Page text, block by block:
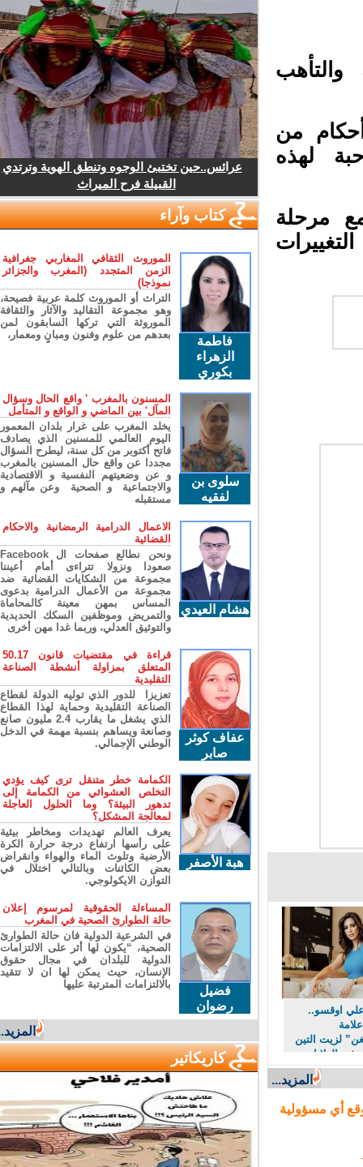
من
لهذه
مرحلة
اوقسو..
لزيت التين
الولايات
المزيد...
أي مسؤولية
عرائس..حين تختبئ الوجوه وتنطق الهوية وترتدي
القبيلة فرح الميراث
كتاب وآراء
فاطمة
الزهراء
بكوري
الموروث الثقافي المغاربي جغرافية
الزمن المتجدد (المغرب والجزائر
نموذجا)
التراث أو الموروث كلمة عربية فصيحة،
وهو مجموعة التقاليد والآثار والثقافة
الموروثة التي تركها السابقون لمن
بعدهم من علوم وفنون ومبانٍ ومعمار،
سلوى بن
لفقيه
المسنون بالمغرب ' واقع الحال وسؤال
المآل' بين الماضي و الواقع و المتأمل
يخلد المغرب على غرار بلدان المعمور
اليوم العالمي للمسنين الذي يصادف
فاتح أكتوبر من كل سنة، ليطرح السؤال
مجددا عن واقع حال المسنين بالمغرب
و عن وضعيتهم النفسية و الاقتصادية
والاجتماعية و الصحية وعن مآلهم و
مستقبله
هشام العيدي
الاعمال الدرامية الرمضانية والاحكام
القضائية
ونحن نطالع صفحات ال Facebook
صعودا ونزولا تتراءى أمام أعيننا
مجموعة من الشكايات القضائية ضد
مجموعة من الأعمال الدرامية بدعوى
المساس بمهن معينة كالمحاماة
والتمريض وموظفين السكك الحديدية
والتوثيق العدلي، وربما غدا مهن أخرى
عفاف كوثر
صابر
قراءة في مقتضيات قانون 50.17
المتعلق بمزاولة أنشطة الصناعة
التقليدية
تعزيزا للدور الذي توليه الدولة لقطاع
الصناعة التقليدية وحماية لهذا القطاع
الذي يشغل ما يقارب 2.4 مليون صانع
وصانعة ويساهم بنسبة مهمة في الدخل
الوطني الإجمالي.
هبة الأصفر
الكمامة خطر متنقل ترى كيف يؤدي
التخلص العشوائي من الكمامة إلى
تدهور البيئة؟ وما الحلول العاجلة
لمعالجة المشكل؟
يعرف العالم تهديدات ومخاطر بيئية
على رأسها ارتفاع درجة حرارة الكرة
الأرضية وتلوث الماء والهواء وانقراض
بعض الكائنات وبالتالي اختلال في
التوازن الايكولوجي.
فضيل
رضوان
المساءلة الحقوقية لمرسوم إعلان
حالة الطوارئ الصحية في المغرب
في الشرعية الدولية فان حالة الطوارئ
الصحية، “يكون لها أثر على الالتزامات
الدولية للبلدان في مجال حقوق
الإنسان، حيث يمكن لها ان لا تتقيد
بالالتزامات المترتبة عليها
المزيد...
كاريكاتير